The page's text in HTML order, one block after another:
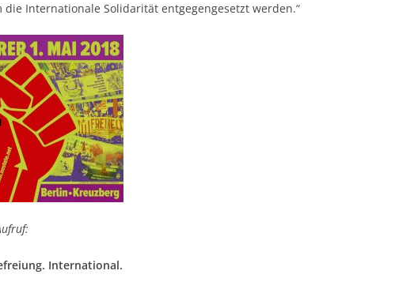
die Internationale Solidarität entgegengesetzt werden.“
International.